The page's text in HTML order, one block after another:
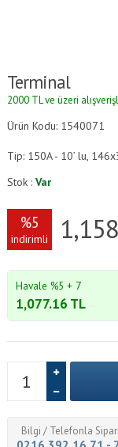
Terminal
2000 TL ve üzeri
Ürün Kodu: 1540071
Tip: 150A - 10’ lu,
Stok :Var
%5
indirimli
Havale %5 + 7
1,077.16 TL
Bilgi / Telefonla